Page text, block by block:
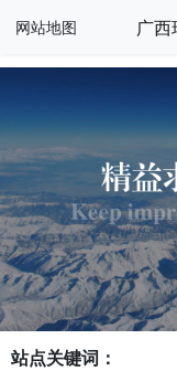
网站地图 广
站点关键词：